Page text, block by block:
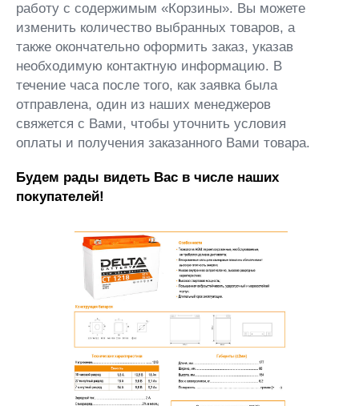
работу с содержимым «Корзины». Вы можете
изменить количество выбранных товаров, а
также окончательно оформить заказ, указав
необходимую контактную информацию. В
течение часа после того, как заявка была
отправлена, один из наших менеджеров
свяжется с Вами, чтобы уточнить условия
оплаты и получения заказанного Вами товара.
Будем рады видеть Вас в числе наших
покупателей!